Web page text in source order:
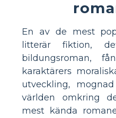
En av de mest
litterär fiktion,
bildungsroman,
karaktärers
utveckling,
världen omkring
mest kända